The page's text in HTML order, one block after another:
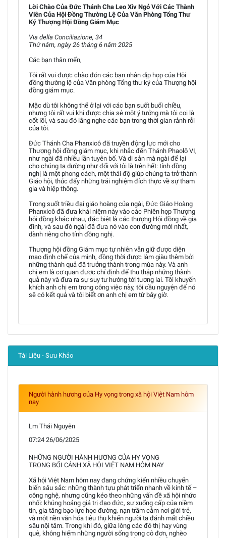
Lời Chào Của Đức Thánh Cha Leo Xiv Ngỏ Với Các Thành
Viên Của Hội Đồng Thường Lệ Của Văn Phòng Tổng Thư
Ký Thượng Hội Đồng Giám Mục
Via della Conciliazione, 34
Thứ năm, ngày 26 tháng 6 năm 2025
Các bạn thân mến,
Tôi rất vui được chào đón các bạn nhân dịp họp của Hội
đồng thường lệ của Văn phòng Tổng thư ký của Thượng hội
đồng giám mục.
Mặc dù tôi không thể ở lại với các bạn suốt buổi chiều,
nhưng tôi rất vui khi được chia sẻ một ý tưởng mà tôi coi là
cốt lõi, và sau đó lắng nghe các bạn trong thời gian rảnh rỗi
của tôi.
Đức Thánh Cha Phanxicô đã truyền động lực mới cho
Thượng hội đồng giám mục, khi nhắc đến Thánh Phaolô VI,
như ngài đã nhiều lần tuyên bố. Và di sản mà ngài để lại
cho chúng ta dường như đối với tôi là trên hết: tính đồng
nghị là một phong cách, một thái độ giúp chúng ta trở thành
Giáo hội, thúc đẩy những trải nghiệm đích thực về sự tham
gia và hiệp thông.
Trong suốt triều đại giáo hoàng của ngài, Đức Giáo Hoàng
Phanxicô đã đưa khái niệm này vào các Phiên họp Thượng
hội đồng khác nhau, đặc biệt là các thượng Hội đồng về gia
đình, và sau đó ngài đã đưa nó vào con đường mới nhất,
dành riêng cho tính đồng nghị.
Thượng hội đồng Giám mục tự nhiên vẫn giữ được diện
mạo định chế của mình, đồng thời được làm giàu thêm bởi
những thành quả đã trưởng thành trong mùa này. Và anh
chị em là cơ quan được chỉ định để thu thập những thành
quả này và đưa ra sự suy tư hướng tới tương lai. Tôi khuyến
khích anh chị em trong công việc này, tôi cầu nguyện để nó
sẽ có kết quả và tôi biết ơn anh chị em từ bây giờ.
Tài Liệu - Sưu Khảo
Người hành hương của Hy vọng trong xã hội Việt Nam hôm
nay
Lm Thái Nguyên
07:24 26/06/2025
NHỮNG NGƯỜI HÀNH HƯƠNG CỦA HY VỌNG
TRONG BỐI CẢNH XÃ HỘI VIỆT NAM HÔM NAY
Xã hội Việt Nam hôm nay đang chứng kiến nhiều chuyển
biến sâu sắc: những thành tựu phát triển nhanh về kinh tế –
công nghệ, nhưng cũng kéo theo những vấn đề xã hội nhức
nhối: khủng hoảng giá trị đạo đức, sự xuống cấp của niềm
tin, gia tăng bạo lực học đường, nạn trầm cảm nơi giới trẻ,
và một nền văn hóa tiêu thụ khiến người ta đánh mất chiều
sâu nội tâm. Trong khi đó, giữa lòng các đô thị hay vùng
quê, không hiếm những người sống trong cô đơn, nghèo